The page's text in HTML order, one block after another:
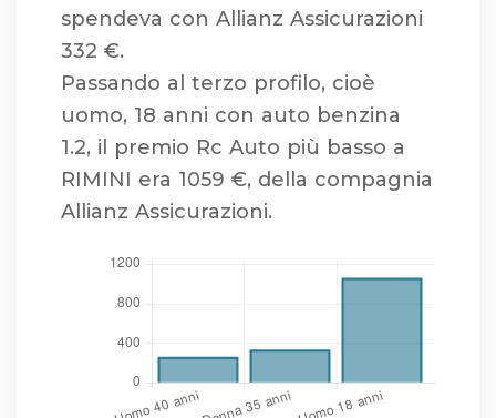
spendeva con Allianz Assicurazioni
332 €.
Passando al terzo profilo, cioè
uomo, 18 anni con auto benzina
1.2, il premio Rc Auto più basso a
RIMINI era 1059 €, della compagnia
Allianz Assicurazioni.